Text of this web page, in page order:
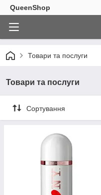
QueenShop
Товари та послуги
Товари та послуги
Сортування